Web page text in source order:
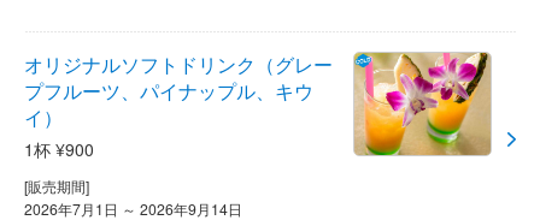
オリジナルソフトドリンク（グレー
プフルーツ、パイナップル、キウ
イ）
1杯 ¥900
[販売期間]
2026年7月1日 ～ 2026年9月14日